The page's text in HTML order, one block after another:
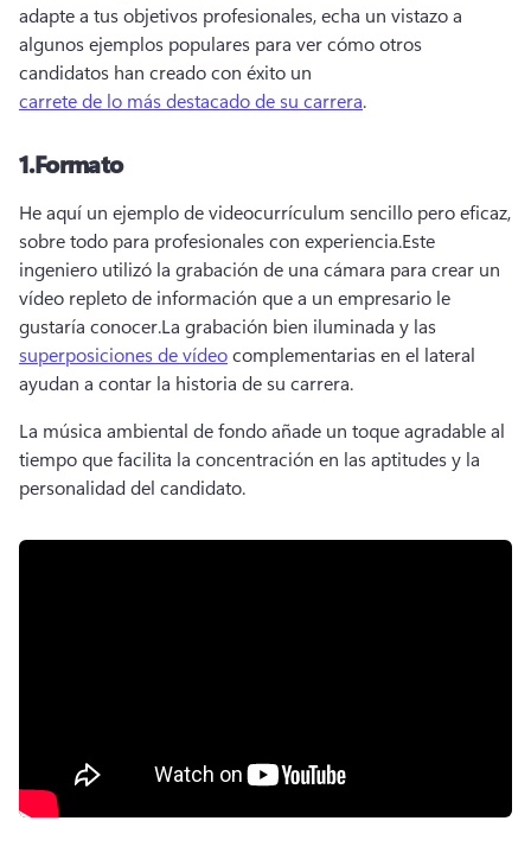
adapte a tus objetivos profesionales, echa un vistazo a
algunos ejemplos populares para ver cómo otros
candidatos han creado con éxito un
carrete de lo más destacado de su carrera.
1.Formato
He aquí un ejemplo de videocurrículum sencillo pero eficaz,
sobre todo para profesionales con experiencia.Este
ingeniero utilizó la grabación de una cámara para crear un
vídeo repleto de información que a un empresario le
gustaría conocer.La grabación bien iluminada y las
superposiciones de vídeo complementarias en el lateral
ayudan a contar la historia de su carrera.
La música ambiental de fondo añade un toque agradable al
tiempo que facilita la concentración en las aptitudes y la
personalidad del candidato.